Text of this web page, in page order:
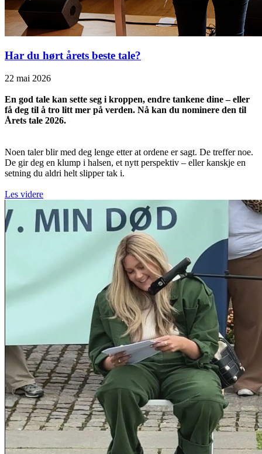
Har du hørt årets beste tale?
22 mai 2026
En god tale kan sette seg i kroppen, endre tankene dine – eller
få deg til å tro litt mer på verden. Nå kan du nominere den til
Årets tale 2026.
Noen taler blir med deg lenge etter at ordene er sagt. De treffer noe.
De gir deg en klump i halsen, et nytt perspektiv – eller kanskje en
setning du aldri helt slipper tak i.
Les videre